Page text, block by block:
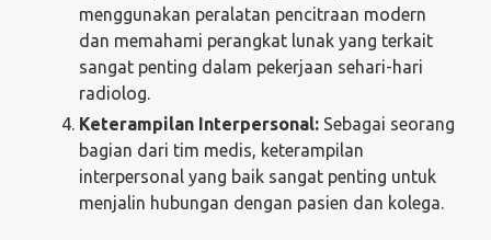
menggunakan peralatan pencitraan modern
dan memahami perangkat lunak yang terkait
sangat penting dalam pekerjaan sehari-hari
radiolog.
Keterampilan Interpersonal: Sebagai seorang
bagian dari tim medis, keterampilan
interpersonal yang baik sangat penting untuk
menjalin hubungan dengan pasien dan kolega.